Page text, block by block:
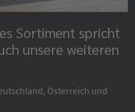
Sortiment spricht
unsere weiteren
Österreich und